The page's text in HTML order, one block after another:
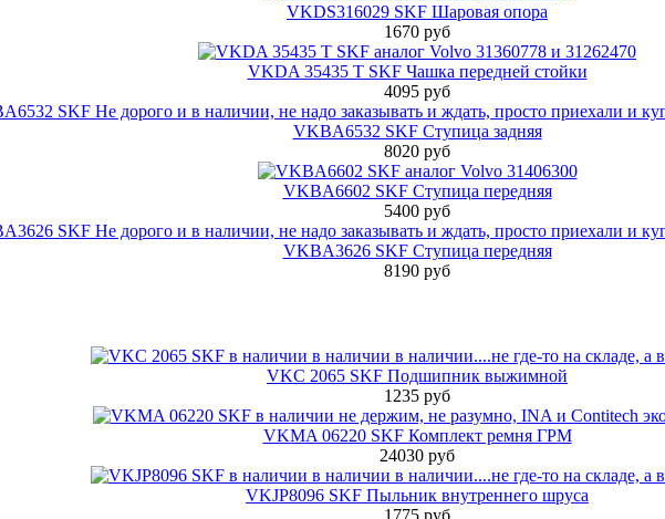
VKDS316029 SKF Шаровая опора
1670 руб
VKDA 35435 T SKF Чашка передней стойки
4095 руб
VKBA6532 SKF Ступица задняя
8020 руб
VKBA6602 SKF Ступица передняя
5400 руб
VKBA3626 SKF Ступица передняя
8190 руб
VKC 2065 SKF Подшипник выжимной
1235 руб
VKMA 06220 SKF Комплект ремня ГРМ
24030 руб
VKJP8096 SKF Пыльник внутреннего шруса